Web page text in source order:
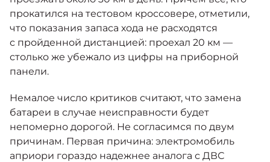
прокатился на тестовом кроссовере, отметили,
что показания запаса хода не расходятся
с пройденной дистанцией: проехал 20 км —
столько же убежало из цифры на приборной
панели.
Немалое число критиков считают, что замена
батареи в случае неисправности будет
непомерно дорогой. Не согласимся по двум
причинам. Первая причина: электромобиль
априори гораздо надежнее аналога с ДВС